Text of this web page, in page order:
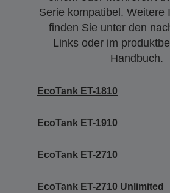
Serie kompatibel. Weitere
finden Sie unter den
Links oder im
Handbuch.
EcoTank ET-1810
EcoTank ET-1910
EcoTank ET-2710
EcoTank ET-2710 Unlimited